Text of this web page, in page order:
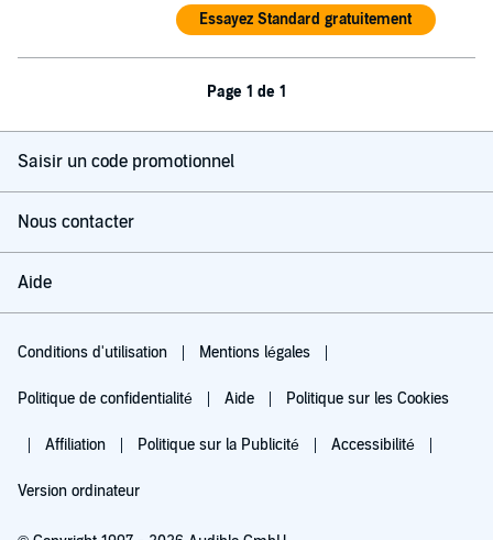
Essayez Standard gratuitement
Page 1 de 1
Saisir un code promotionnel
Nous contacter
Aide
Conditions d'utilisation Mentions légales
Politique de confidentialité Aide Politique sur les Cookies
Affiliation Politique sur la Publicité Accessibilité
Version ordinateur